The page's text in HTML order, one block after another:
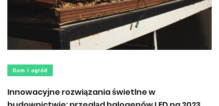
Dom i ogród
Innowacyjne rozwiązania świetlne w